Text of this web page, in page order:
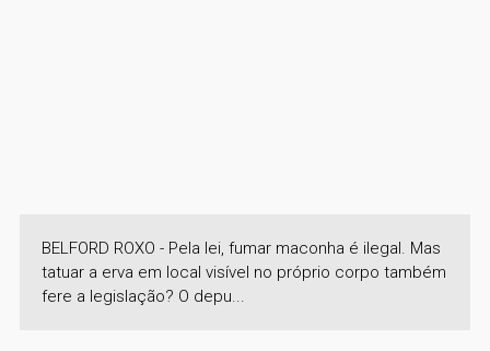
BELFORD ROXO - Pela lei, fumar maconha é ilegal. Mas
tatuar a erva em local visível no próprio corpo também
fere a legislação? O depu...